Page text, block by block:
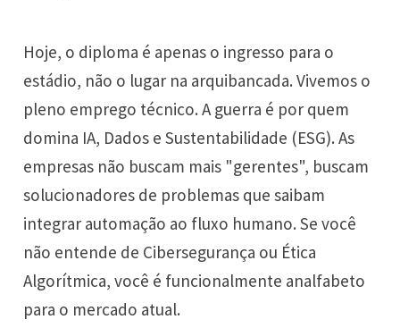
Hoje, o diploma é apenas o ingresso para o
estádio, não o lugar na arquibancada. Vivemos o
pleno emprego técnico. A guerra é por quem
domina IA, Dados e Sustentabilidade (ESG). As
empresas não buscam mais "gerentes", buscam
solucionadores de problemas que saibam
integrar automação ao fluxo humano. Se você
não entende de Cibersegurança ou Ética
Algorítmica, você é funcionalmente analfabeto
para o mercado atual.